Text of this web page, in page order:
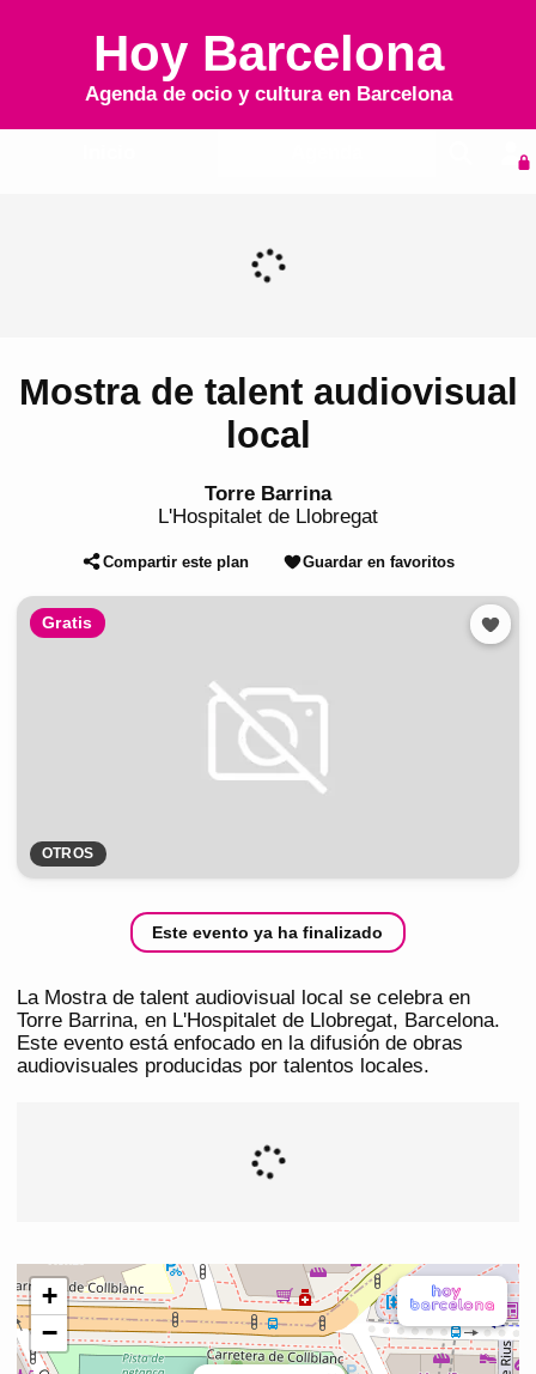
Hoy Barcelona
Agenda de ocio y cultura en Barcelona
Mostra de talent audiovisual
local
Torre Barrina
L'Hospitalet de Llobregat
Compartir este plan Guardar en favoritos
Gratis
OTROS
Este evento ya ha finalizado
La Mostra de talent audiovisual local se celebra en
Torre Barrina, en L'Hospitalet de Llobregat, Barcelona.
Este evento está enfocado en la difusión de obras
audiovisuales producidas por talentos locales.